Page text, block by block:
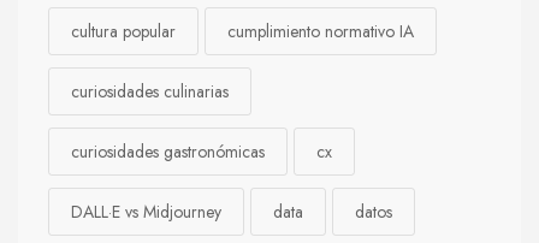
cultura popular cumplimiento normativo IA
curiosidades culinarias
curiosidades gastronómicas cx
DALL·E vs Midjourney data datos